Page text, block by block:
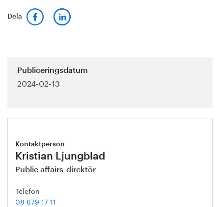
Dela
Publiceringsdatum
2024-02-13
Kontaktperson
Kristian Ljungblad
Public affairs-direktör
Telefon
08 679 17 11